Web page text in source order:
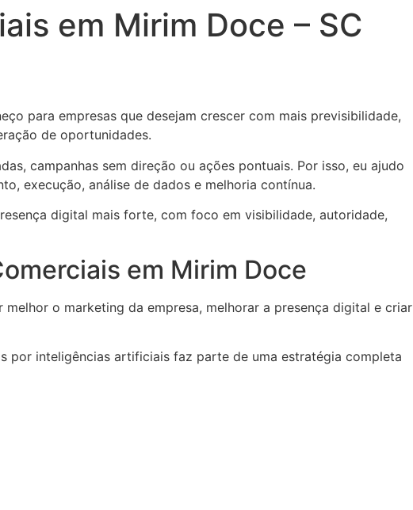
em Mirim Doce – SC
para empresas que desejam crescer com mais previsibilidade,
de oportunidades.
campanhas sem direção ou ações pontuais. Por isso, eu ajudo
execução, análise de dados e melhoria contínua.
digital mais forte, com foco em visibilidade, autoridade,
em Mirim Doce
o marketing da empresa, melhorar a presença digital e criar
por inteligências artificiais faz parte de uma estratégia completa